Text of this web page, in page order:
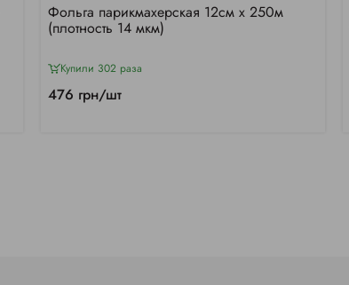
Фольга парикмахерская 12см х 250м
(плотность 14 мкм)
Купили 302 раза
476 грн/шт